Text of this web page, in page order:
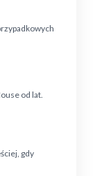
od lat.
gdy